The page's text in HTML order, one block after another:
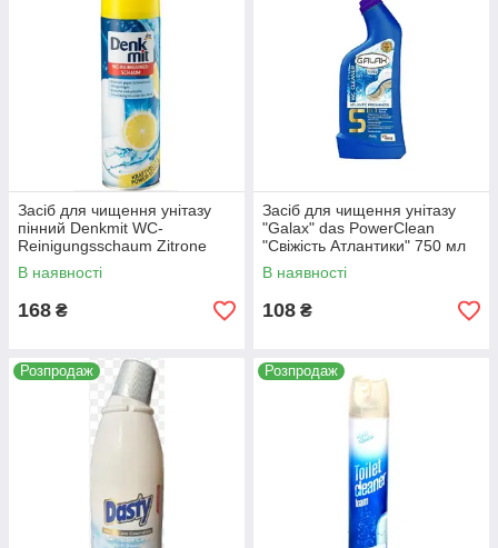
Засіб для чищення унітазу
пінний Denkmit WC-
Reinigungsschaum Zitrone
500мл. 4066447519808
В наявності
168 ₴
Засіб для чищення унітазу
"Galax" das PowerClean
"Свіжість Атлантики" 750 мл
4260637724441
В наявності
108 ₴
Розпродаж Розпродаж